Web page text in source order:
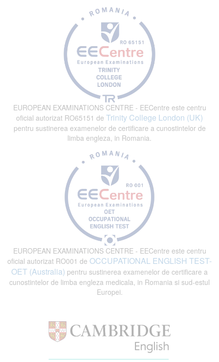
EUROPEAN EXAMINATIONS CENTRE - EECentre este centru
oficial autorizat RO65151 de Trinity College London (UK)
pentru sustinerea examenelor de certificare a cunostintelor de
limba engleza, in Romania.
EUROPEAN EXAMINATIONS CENTRE - EECentre este centru
oficial autorizat RO001 de OCCUPATIONAL ENGLISH TEST-
OET (Australia) pentru sustinerea examenelor de certificare a
cunostintelor de limba engleza medicala, in Romania si sud-estul
Europei.